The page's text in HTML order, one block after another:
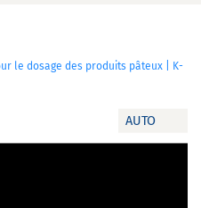
AUTO
le dosage des produits pâteux | K-